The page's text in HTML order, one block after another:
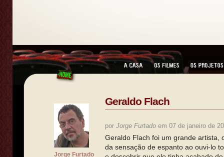
Jorge Furtado
Geraldo Flach
por Jorge Furtado em 07 de janeiro de
Geraldo Flach foi um grande artista,
da sensação de espanto ao ouvi-lo